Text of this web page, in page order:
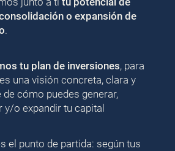
o expansión de
.
tu plan de inversiones, para
una visión concreta, clara y
cómo puedes generar,
y/o expandir tu capital
el punto de partida: según tus